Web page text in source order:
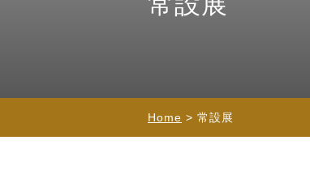
Home > 常設展